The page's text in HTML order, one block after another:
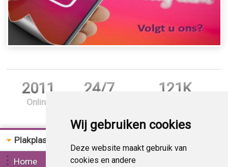
Wij gebruiken cookies
Deze website maakt gebruik van
cookies en andere
2011
Online
24/7 121K
Plakplastic
Home
Gereedschap